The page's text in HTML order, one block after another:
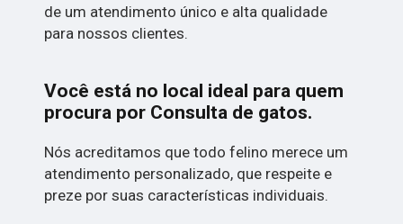
de um atendimento único e alta qualidade
para nossos clientes.
Você está no local ideal para quem
procura por Consulta de gatos.
Nós acreditamos que todo felino merece um
atendimento personalizado, que respeite e
preze por suas características individuais.